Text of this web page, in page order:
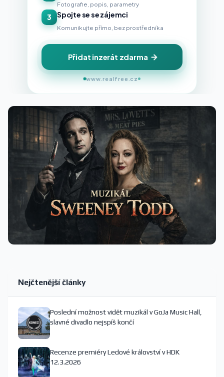
Fotografie, popis, parametry
3 Spojte se se zájemci
Komunikujte přímo, bez prostředníka
Přidat inzerát zdarma
www.realfree.cz
Nejčtenější články
Poslední možnost vidět muzikál v GoJa Music Hall,
slavné divadlo nejspíš končí
Recenze premiéry Ledové království v HDK
12.3.2026